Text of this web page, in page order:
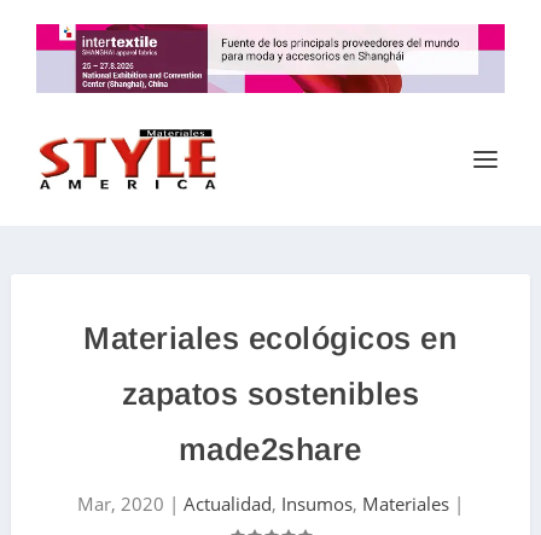
Materiales ecológicos en
zapatos sostenibles
made2share
Mar, 2020 | Actualidad, Insumos, Materiales|